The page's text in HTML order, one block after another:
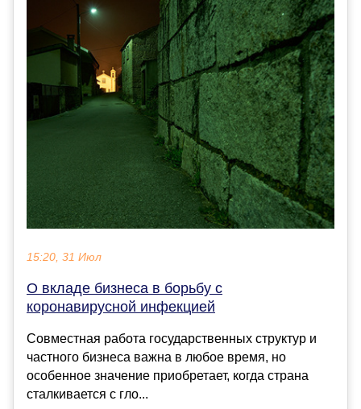
15:20, 31 Июл
О вкладе бизнеса в борьбу с
коронавирусной инфекцией
Совместная работа государственных структур и
частного бизнеса важна в любое время, но
особенное значение приобретает, когда страна
сталкивается с гло...